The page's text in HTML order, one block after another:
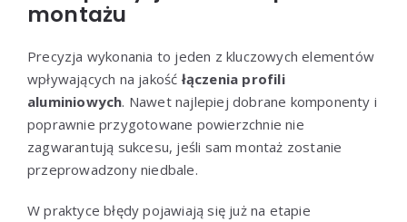
montażu
Precyzja wykonania to jeden z kluczowych elementów
wpływających na jakość łączenia profili
aluminiowych. Nawet najlepiej dobrane komponenty i
poprawnie przygotowane powierzchnie nie
zagwarantują sukcesu, jeśli sam montaż zostanie
przeprowadzony niedbale.
W praktyce błędy pojawiają się już na etapie